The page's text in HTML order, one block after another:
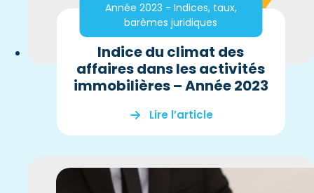
Année 2023 - Indices, taux,
barèmes juridiques
Indice du climat des
affaires dans les activités
immobilières – Année 2023
Lire l’article